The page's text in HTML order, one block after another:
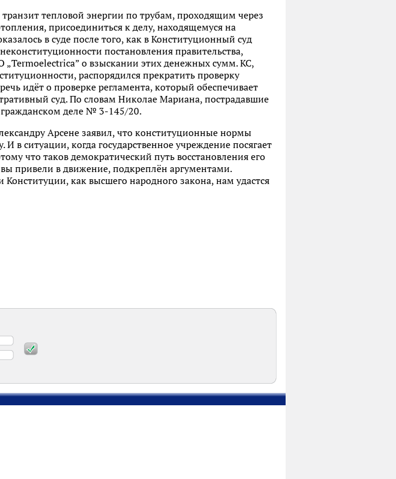
тепловой энергии по трубам, проходящим через
присоединиться к делу, находящемуся на
в суде после того, как в Конституционный суд
постановления правительства,
о взыскании этих денежных сумм. КС,
распорядился прекратить проверку
идёт о проверке регламента, который обеспечивает
суд. По словам Николае Мариана, пострадавшие
гражданском деле № 3-145/20.
Арсене заявил, что конституционные нормы
в ситуации, когда государственное учреждение посягает
что таков демократический путь восстановления его
привели в движение, подкреплён аргументами.
как высшего народного закона, нам удастся